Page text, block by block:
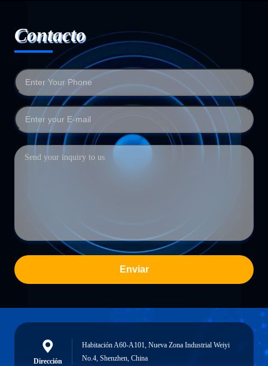
Contacto
Enviar
Dirección
Habitación A60-A101, Nueva Zona Industrial Weiyi
No.4, Shenzhen, China